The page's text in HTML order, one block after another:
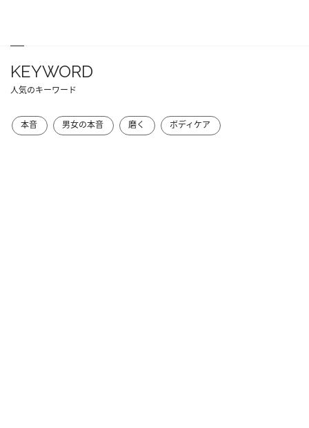
KEYWORD
人気のキーワード
本音 男女の本音 磨く ボディケア